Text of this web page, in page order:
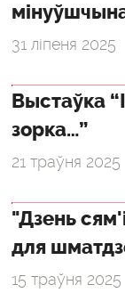
31 ліпеня 2025
Выстаўка
зорка…”
21 траўня 2025
"Дзень
для
15 траўня 2025